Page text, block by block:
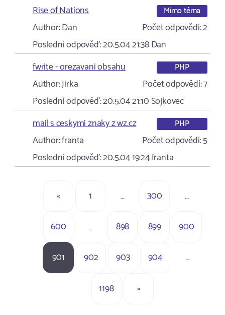
Rise of Nations
Mimo téma
Author:Dan Počet odpovědí:2
Poslední odpověď:20.5.04 21:38Dan
fwrite - orezavani obsahu
PHP
Author:Jirka Počet odpovědí:7
Poslední odpověď:20.5.04 21:10Sojkovec
mail s ceskymi znaky z wz.cz
PHP
Author:franta Počet odpovědí:5
Poslední odpověď:20.5.04 19:24franta
« 1 … 300 …
600 … 898 899 900
901 902 903 904 …
1198 »